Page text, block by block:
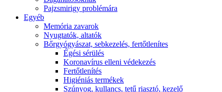
Pajzsmirigy problémára
Egyéb
Memória zavarok
Nyugtatók, altatók
Bőrgyógyászat, sebkezelés, fertőtlenítes
É́gési sérülés
Koronavírus elleni védekezés
Fertőtlenítés
Higiéniás termékek
Szúnyog, kullancs, tetű riasztó, kezelő